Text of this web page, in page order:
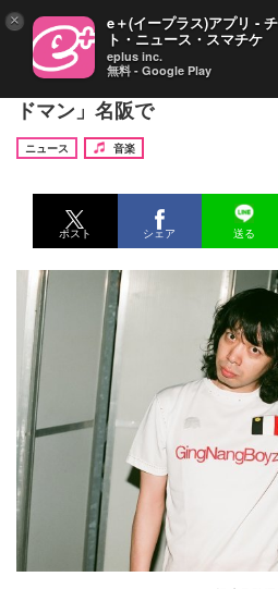
銀杏BOYZ×KING
ドマン」名阪で
ニュース
音楽
ポスト シェア 送る
× e＋(イープラス)アプリ -
ト・ニュース・スマチケ
eplus inc.
無料 - Google Play